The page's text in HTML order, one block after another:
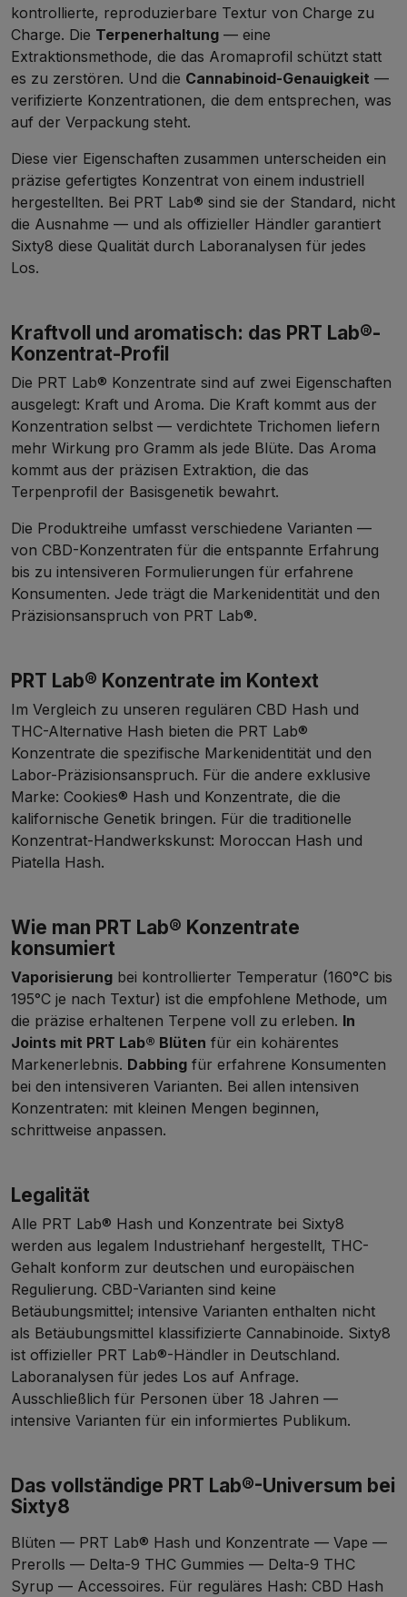
kontrollierte, reproduzierbare Textur von Charge zu
Charge. Die Terpenerhaltung — eine
Extraktionsmethode, die das Aromaprofil schützt statt
es zu zerstören. Und die Cannabinoid-Genauigkeit —
verifizierte Konzentrationen, die dem entsprechen, was
auf der Verpackung steht.
Diese vier Eigenschaften zusammen unterscheiden ein
präzise gefertigtes Konzentrat von einem industriell
hergestellten. Bei PRT Lab® sind sie der Standard, nicht
die Ausnahme — und als offizieller Händler garantiert
Sixty8 diese Qualität durch Laboranalysen für jedes
Los.
Kraftvoll und aromatisch: das PRT Lab®-
Konzentrat-Profil
Die PRT Lab® Konzentrate sind auf zwei Eigenschaften
ausgelegt: Kraft und Aroma. Die Kraft kommt aus der
Konzentration selbst — verdichtete Trichomen liefern
mehr Wirkung pro Gramm als jede Blüte. Das Aroma
kommt aus der präzisen Extraktion, die das
Terpenprofil der Basisgenetik bewahrt.
Die Produktreihe umfasst verschiedene Varianten —
von CBD-Konzentraten für die entspannte Erfahrung
bis zu intensiveren Formulierungen für erfahrene
Konsumenten. Jede trägt die Markenidentität und den
Präzisionsanspruch von PRT Lab®.
PRT Lab® Konzentrate im Kontext
Im Vergleich zu unseren regulären CBD Hash und
THC-Alternative Hash bieten die PRT Lab®
Konzentrate die spezifische Markenidentität und den
Labor-Präzisionsanspruch. Für die andere exklusive
Marke: Cookies® Hash und Konzentrate, die die
kalifornische Genetik bringen. Für die traditionelle
Konzentrat-Handwerkskunst: Moroccan Hash und
Piatella Hash.
Wie man PRT Lab® Konzentrate
konsumiert
Vaporisierung bei kontrollierter Temperatur (160°C bis
195°C je nach Textur) ist die empfohlene Methode, um
die präzise erhaltenen Terpene voll zu erleben. In
Joints mit PRT Lab® Blüten für ein kohärentes
Markenerlebnis. Dabbing für erfahrene Konsumenten
bei den intensiveren Varianten. Bei allen intensiven
Konzentraten: mit kleinen Mengen beginnen,
schrittweise anpassen.
Legalität
Alle PRT Lab® Hash und Konzentrate bei Sixty8
werden aus legalem Industriehanf hergestellt, THC-
Gehalt konform zur deutschen und europäischen
Regulierung. CBD-Varianten sind keine
Betäubungsmittel; intensive Varianten enthalten nicht
als Betäubungsmittel klassifizierte Cannabinoide. Sixty8
ist offizieller PRT Lab®-Händler in Deutschland.
Laboranalysen für jedes Los auf Anfrage.
Ausschließlich für Personen über 18 Jahren —
intensive Varianten für ein informiertes Publikum.
Das vollständige PRT Lab®-Universum bei
Sixty8
Blüten — PRT Lab® Hash und Konzentrate — Vape —
Prerolls — Delta-9 THC Gummies — Delta-9 THC
Syrup — Accessoires. Für reguläres Hash: CBD Hash